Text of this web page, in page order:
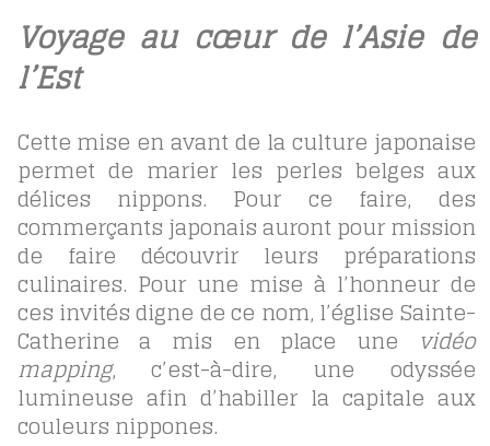
Voyage au cœur de l’Asie de
l’Est
Cette mise en avant de la culture japonaise
permet de marier les perles belges aux
délices nippons. Pour ce faire, des
commerçants japonais auront pour mission
de faire découvrir leurs préparations
culinaires. Pour une mise à l’honneur de
ces invités digne de ce nom, l’église Sainte-
Catherine a mis en place une vidéo
mapping, c’est-à-dire, une odyssée
lumineuse afin d’habiller la capitale aux
couleurs nippones.